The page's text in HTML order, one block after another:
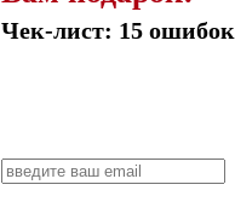
Чек-лист: 15